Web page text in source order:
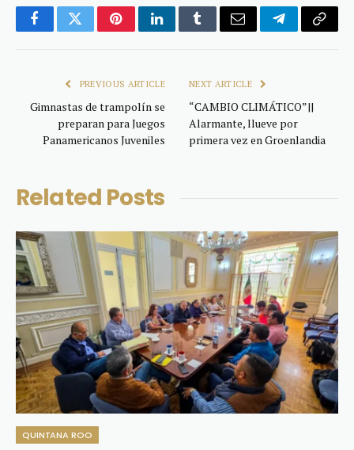
FacebookTwitterPinterestLinkedInTumblrEmail TelegramCopy
PREVIOUS ARTICLE
Gimnastas de trampolín se
preparan para Juegos
Panamericanos Juveniles
NEXT ARTICLE
“CAMBIO CLIMÁTICO”||
Alarmante, llueve por
primera vez en Groenlandia
Related Posts
QUINTANA ROO